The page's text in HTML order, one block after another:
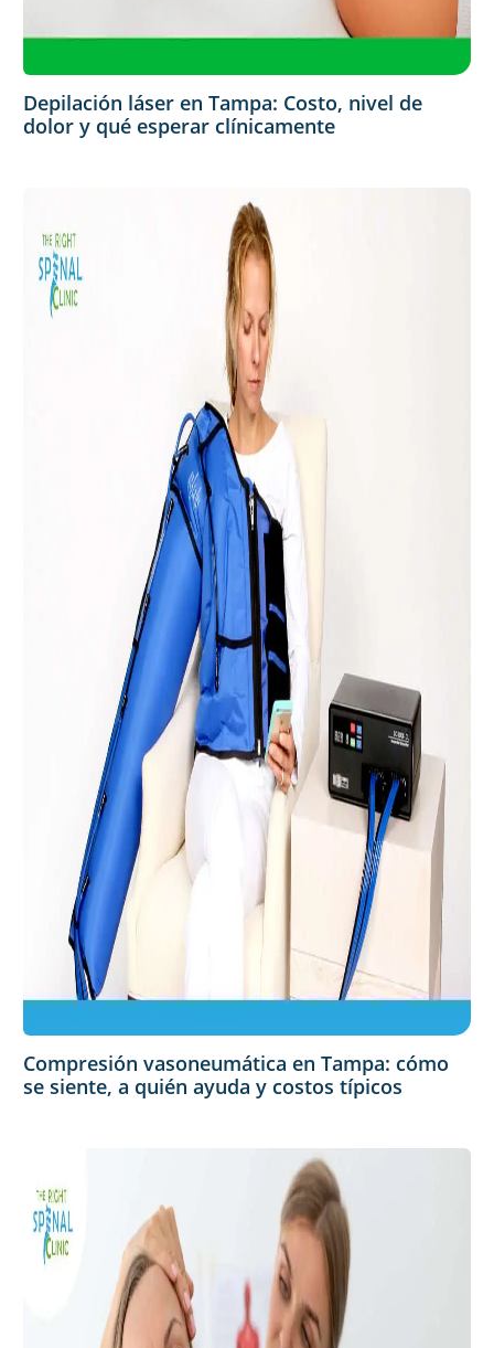
Depilación láser en Tampa: Costo, nivel de
dolor y qué esperar clínicamente
Compresión vasoneumática en Tampa: cómo
se siente, a quién ayuda y costos típicos